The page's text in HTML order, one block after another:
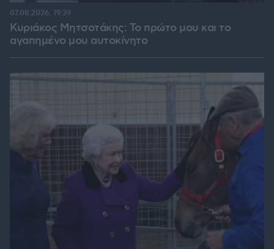
Κυριάκος Μητσοτάκης: Το πρώτο μου και το
αγαπημένο μου αυτοκίνητο
07.08.2026, 19:39